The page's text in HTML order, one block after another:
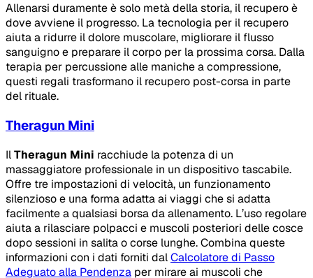
Allenarsi duramente è solo metà della storia, il recupero è
dove avviene il progresso. La tecnologia per il recupero
aiuta a ridurre il dolore muscolare, migliorare il flusso
sanguigno e preparare il corpo per la prossima corsa. Dalla
terapia per percussione alle maniche a compressione,
questi regali trasformano il recupero post-corsa in parte
del rituale.
Theragun Mini
IlTheragun Mini racchiude la potenza di un
massaggiatore professionale in un dispositivo tascabile.
Offre tre impostazioni di velocità, un funzionamento
silenzioso e una forma adatta ai viaggi che si adatta
facilmente a qualsiasi borsa da allenamento. L’uso regolare
aiuta a rilasciare polpacci e muscoli posteriori delle cosce
dopo sessioni in salita o corse lunghe. Combina queste
informazioni con i dati forniti dalCalcolatore di Passo
Adeguato alla Pendenza per mirare ai muscoli che